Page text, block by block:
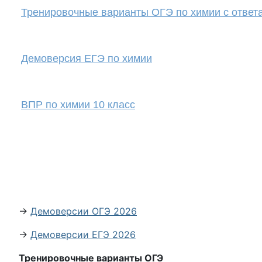
Тренировочные варианты ОГЭ по химии с
Демоверсия ЕГЭ по химии
ВПР по химии 10 класс
→ Демоверсии ОГЭ 2026
→ Демоверсии ЕГЭ 2026
Тренировочные варианты ОГЭ